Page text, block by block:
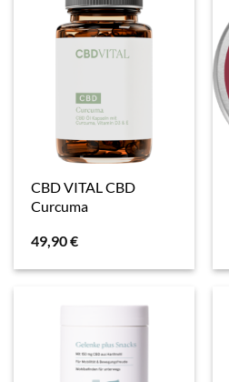
CBD VITAL CBD
Curcuma
49,90€